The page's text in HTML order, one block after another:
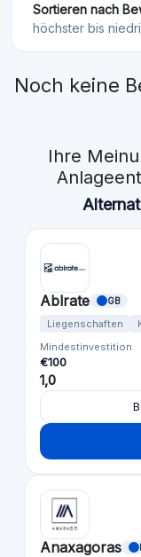
Sortieren nach
höchster bis
Noch keine
Ihre
Ablrate GB
Liegenschaften
Mindestinvestition
€100
1,0
Anaxagoras